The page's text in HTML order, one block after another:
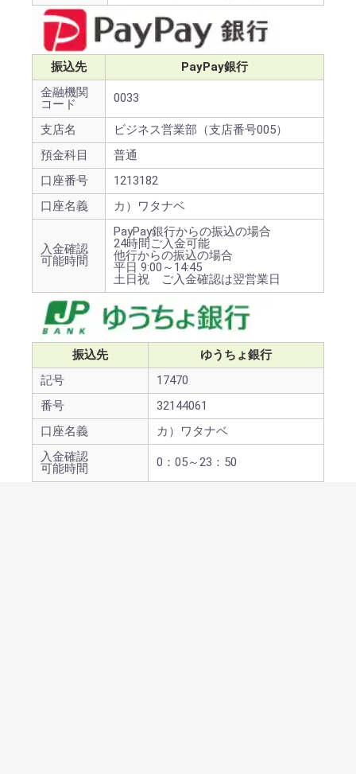
振込先
PayPay銀行
金融機関
コード
0033
支店名
ビジネス営業部（支店番号005）
預金科目
普通
口座番号
1213182
口座名義
カ）ワタナベ
入金確認
可能時間
PayPay銀行からの振込の場合
24時間ご入金可能
他行からの振込の場合
平日 9:00～14:45
土日祝 ご入金確認は翌営業日
振込先
ゆうちょ銀行
記号
17470
番号
32144061
口座名義
カ）ワタナベ
入金確認
可能時間
0：05～23：50